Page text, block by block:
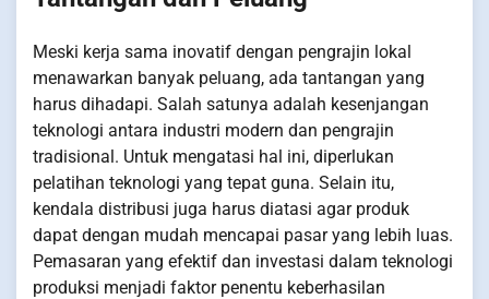
Meski kerja sama inovatif dengan pengrajin lokal
menawarkan banyak peluang, ada tantangan yang
harus dihadapi. Salah satunya adalah kesenjangan
teknologi antara industri modern dan pengrajin
tradisional. Untuk mengatasi hal ini, diperlukan
pelatihan teknologi yang tepat guna. Selain itu,
kendala distribusi juga harus diatasi agar produk
dapat dengan mudah mencapai pasar yang lebih luas.
Pemasaran yang efektif dan investasi dalam teknologi
produksi menjadi faktor penentu keberhasilan